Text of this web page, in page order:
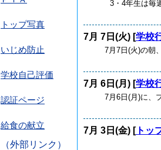
トップ写真
いじめ防止
学校自己評価
認証ページ
給食の献立
（外部リンク）
3・4年生は毎週
7月 7日(火) [学校
7月7日(火)の朝、
7月 6日(月) [学校
7月6日(月)に、プ
7月 3日(金) [トッ